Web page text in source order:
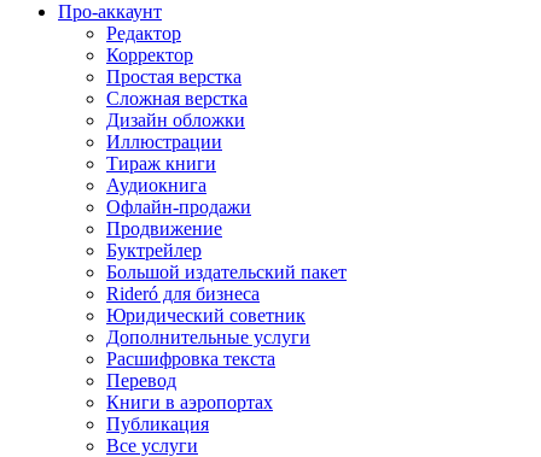
Про-аккаунт
Редактор
Корректор
Простая верстка
Сложная верстка
Дизайн обложки
Иллюстрации
Тираж книги
Аудиокнига
Офлайн-продажи
Продвижение
Буктрейлер
Большой издательский пакет
Rideró для бизнеса
Юридический советник
Дополнительные услуги
Расшифровка текста
Перевод
Книги в аэропортах
Публикация
Все услуги